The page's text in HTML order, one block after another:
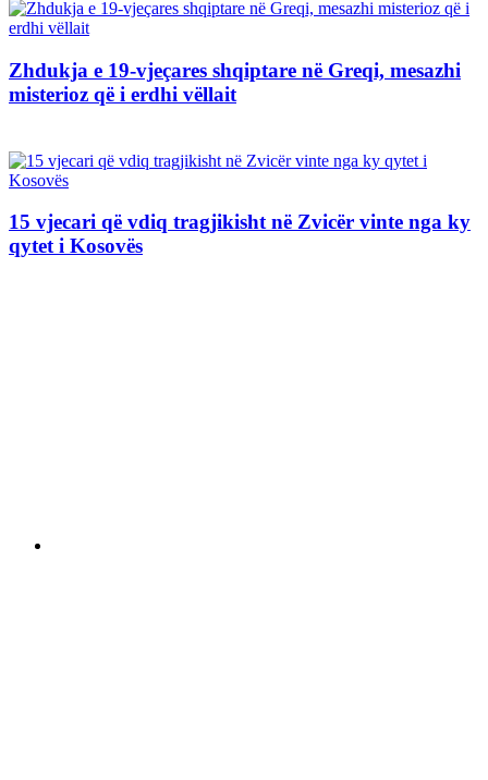
Zhdukja e 19-vjeçares shqiptare në Greqi, mesazhi
misterioz që i erdhi vëllait
15 vjecari që vdiq tragjikisht në Zvicër vinte nga ky
qytet i Kosovës